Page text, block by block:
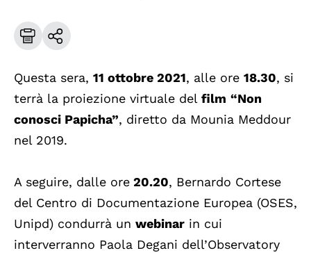
Questa sera, 11 ottobre 2021, alle ore 18.30, si
terrà la proiezione virtuale del film “Non
conosci Papicha”, diretto da Mounia Meddour
nel 2019.
A seguire, dalle ore 20.20, Bernardo Cortese
del Centro di Documentazione Europea (OSES,
Unipd) condurrà un webinar in cui
interverranno Paola Degani dell’Observatory